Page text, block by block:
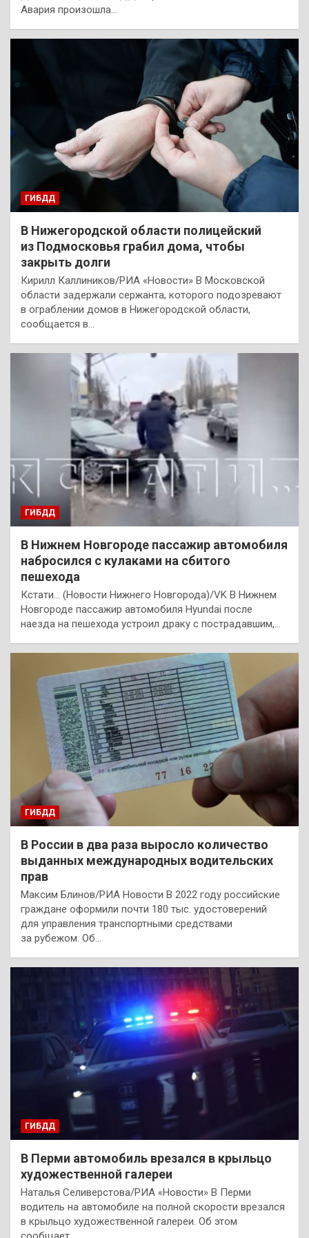
Авария произошла…
ГИБДД
В Нижегородской области полицейский
из Подмосковья грабил дома, чтобы
закрыть долги
Кирилл Каллиников/РИА «Новости» В Московской
области задержали сержанта, которого подозревают
в ограблении домов в Нижегородской области,
сообщается в…
ГИБДД
В Нижнем Новгороде пассажир автомобиля
набросился с кулаками на сбитого
пешехода
Кстати… (Новости Нижнего Новгорода)/VK В Нижнем
Новгороде пассажир автомобиля Hyundai после
наезда на пешехода устроил драку с пострадавшим,…
ГИБДД
В России в два раза выросло количество
выданных международных водительских
прав
Максим Блинов/РИА Новости В 2022 году российские
граждане оформили почти 180 тыс. удостоверений
для управления транспортными средствами
за рубежом. Об…
ГИБДД
В Перми автомобиль врезался в крыльцо
художественной галереи
Наталья Селиверстова/РИА «Новости» В Перми
водитель на автомобиле на полной скорости врезался
в крыльцо художественной галереи. Об этом